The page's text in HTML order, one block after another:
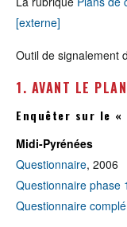
[externe]
Outil de signalement
1. AVANT LE PLAN
Enquêter sur le «
Midi-Pyrénées
Questionnaire, 2006
Questionnaire phase 1
Questionnaire